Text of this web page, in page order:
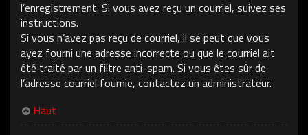
l’enregistrement. Si vous avez reçu un courriel, suivez ses
instructions.
Si vous n’avez pas reçu de courriel, il se peut que vous
ayez fourni une adresse incorrecte ou que le courriel ait
été traité par un filtre anti-spam. Si vous êtes sûr de
l’adresse courriel fournie, contactez un administrateur.
Haut